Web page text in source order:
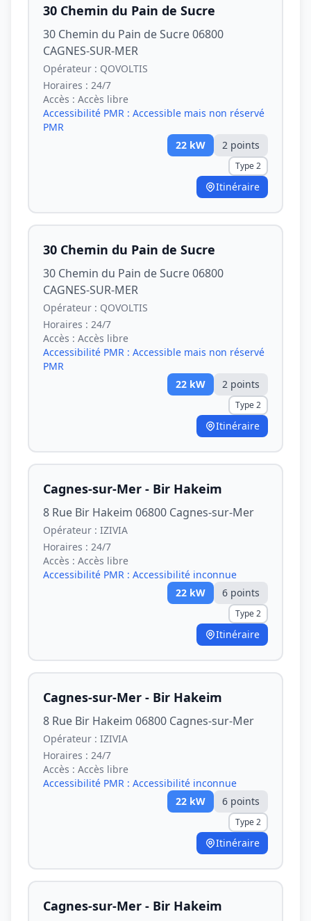
30 Chemin du Pain de Sucre
30 Chemin du Pain de Sucre 06800
CAGNES-SUR-MER
Opérateur : QOVOLTIS
Horaires : 24/7
Accès : Accès libre
Accessibilité PMR : Accessible mais non réservé
PMR
22 kW 2 points
Type 2
Itinéraire
30 Chemin du Pain de Sucre
30 Chemin du Pain de Sucre 06800
CAGNES-SUR-MER
Opérateur : QOVOLTIS
Horaires : 24/7
Accès : Accès libre
Accessibilité PMR : Accessible mais non réservé
PMR
22 kW 2 points
Type 2
Itinéraire
Cagnes-sur-Mer - Bir Hakeim
8 Rue Bir Hakeim 06800 Cagnes-sur-Mer
Opérateur : IZIVIA
Horaires : 24/7
Accès : Accès libre
Accessibilité PMR : Accessibilité inconnue
22 kW 6 points
Type 2
Itinéraire
Cagnes-sur-Mer - Bir Hakeim
8 Rue Bir Hakeim 06800 Cagnes-sur-Mer
Opérateur : IZIVIA
Horaires : 24/7
Accès : Accès libre
Accessibilité PMR : Accessibilité inconnue
22 kW 6 points
Type 2
Itinéraire
Cagnes-sur-Mer - Bir Hakeim